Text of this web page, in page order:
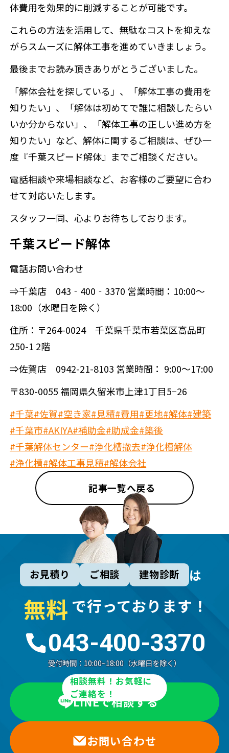
体費用を効果的に削減することが可能です。
これらの方法を活用して、無駄なコストを抑えな
がらスムーズに解体工事を進めていきましょう。
最後までお読み頂きありがとうございました。
「解体会社を探している」、「解体工事の費用を
知りたい」、「解体は初めてで誰に相談したらい
いか分からない」、「解体工事の正しい進め方を
知りたい」など、解体に関するご相談は、ぜひ一
度『千葉スピード解体』までご相談ください。
電話相談や来場相談など、お客様のご要望に合わ
せて対応いたします。
スタッフ一同、心よりお待ちしております。
千葉スピード解体
電話お問い合わせ
⇒千葉店 043‐400‐3370 営業時間：10:00～
18:00（水曜日を除く）
住所：〒264-0024 千葉県千葉市若葉区高品町
250-1 2階
⇒佐賀店 0942-21-8103 営業時間： 9:00～17:00
〒830-0055 福岡県久留米市上津1丁目5−26
#千葉#佐賀#空き家#見積#費用#更地#解体#建築
#千葉市#AKIYA#補助金#助成金#築後
#千葉解体センター#浄化槽撤去#浄化槽解体
#浄化槽#解体工事見積#解体会社
記事一覧へ戻る
お見積り ご相談 建物診断 は
無料 で行っております！
043-400-3370
受付時間： 10:00~18:00（水曜日を除く）
相談無料！お気軽に
ご連絡を！
LINEで相談する
お問い合わせ